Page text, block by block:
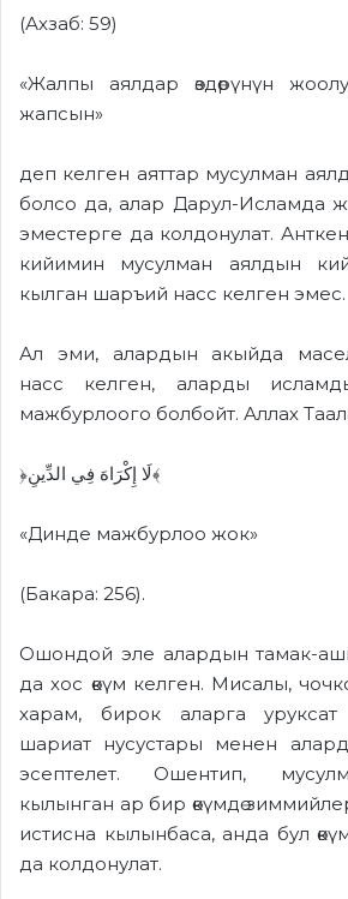
(Ахзаб: 59)
«Жалпы аялдар өздөрүнүн жоол
жапсын»
деп келген аяттар мусулман
болсо да, алар Дарул-Исламда
эместерге да колдонулат.
кийимин мусулман аялдын
кылган шаръий насс келген эмес.
Ал эми, алардын акыйда
насс келген, аларды
мажбурлоого болбойт. Аллах
﴿لَا إِكْرَاهَ فِي الدِّينِ﴾
«Динде мажбурлоо жок»
(Бакара: 256).
Ошондой эле алардын тамак-
да хос өкүм келген. Мисалы,
харам, бирок аларга
шариат нусустары менен
эсептелет. Ошентип,
кылынган ар бир өкүмдө
истисна кылынбаса, анда бул
да колдонулат.